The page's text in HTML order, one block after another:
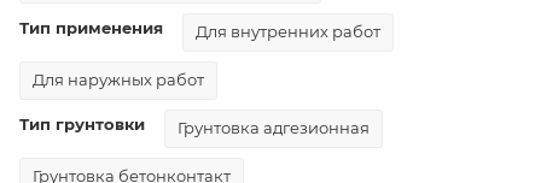
Тип применения Для внутренних работ
Для наружных работ
Тип грунтовки Грунтовка адгезионная
Грунтовка бетонконтакт